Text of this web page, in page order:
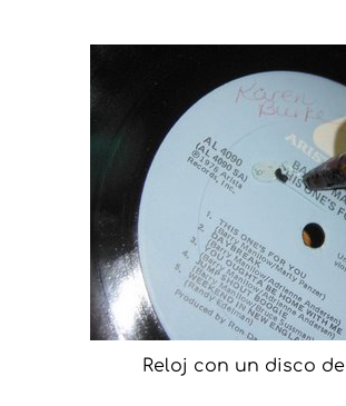
Reloj con un disco